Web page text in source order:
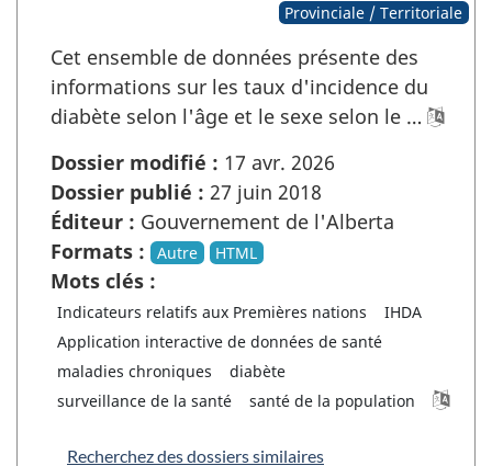
Provinciale / Territoriale
Cet ensemble de données présente des
informations sur les taux d'incidence du
diabète selon l'âge et le sexe selon le …
Dossier modifié : 17 avr. 2026
Dossier publié : 27 juin 2018
Éditeur : Gouvernement de l'Alberta
Formats :
Autre HTML
Mots clés :
Indicateurs relatifs aux Premières nations
IHDA
Application interactive de données de santé
maladies chroniques
diabète
surveillance de la santé
santé de la population
Recherchez des dossiers similaires